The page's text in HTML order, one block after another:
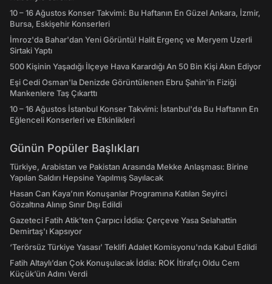
10 – 16 Ağustos Konser Takvimi: Bu Haftanın En Güzel Ankara, İzmir,
Bursa, Eskişehir Konserleri
İmroz'da Bahar'dan Yeni Görüntü! Halit Ergenç ve Meryem Uzerli
Sirtaki Yaptı
500 Kişinin Yaşadığı İlçeye Hava Karardığı An 50 Bin Kişi Akın Ediyor
Eşi Cedi Osman'la Denizde Görüntülenen Ebru Şahin'in Fiziği
Mankenlere Taş Çıkarttı
10 – 16 Ağustos İstanbul Konser Takvimi: İstanbul'da Bu Haftanın En
Eğlenceli Konserleri ve Etkinlikleri
Günün Popüler Başlıkları
Türkiye, Arabistan ve Pakistan Arasında Mekke Anlaşması: Birine
Yapılan Saldırı Hepsine Yapılmış Sayılacak
Hasan Can Kaya’nın Konuşanlar Programına Katılan Seyirci
Gözaltına Alınıp Sınır Dışı Edildi
Gazeteci Fatih Atik'ten Çarpıcı İddia: Çerçeve Yasa Selahattin
Demirtaş'ı Kapsıyor
‘Terörsüz Türkiye Yasası’ Teklifi Adalet Komisyonu'nda Kabul Edildi
Fatih Altaylı’dan Çok Konuşulacak İddia: ROK İtirafçı Oldu Cem
Küçük’ün Adını Verdi